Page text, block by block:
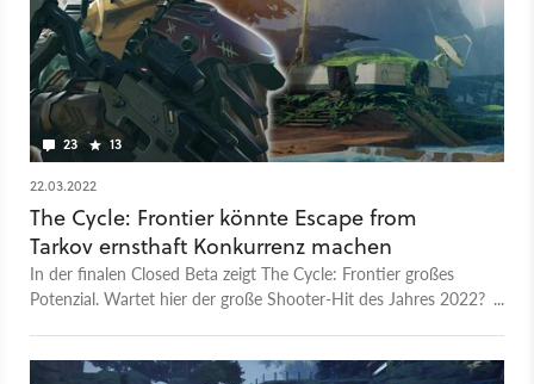
23 13
22.03.2022
The Cycle: Frontier könnte Escape from
Tarkov ernsthaft Konkurrenz machen
In der finalen Closed Beta zeigt The Cycle: Frontier großes
Potenzial. Wartet hier der große Shooter-Hit des Jahres 2022?